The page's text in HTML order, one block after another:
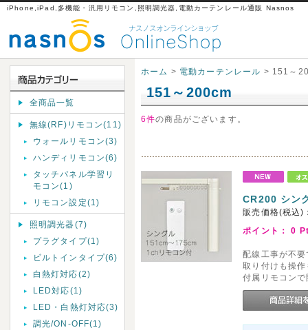
iPhone,iPad,多機能・汎用リモコン,照明調光器,電動カーテンレール通販 Nasnos
全商品一覧
無線(RF)リモコン(11)
ウォールリモコン(3)
ハンディリモコン(6)
タッチパネル学習リ
モコン(1)
リモコン設定(1)
照明調光器(7)
プラグタイプ(1)
ビルトインタイプ(6)
白熱灯対応(2)
LED対応(1)
LED・白熱灯対応(3)
調光/ON-OFF(1)
ホーム > 電動カーテンレール > 151～
151～200cm
6件の商品がございます。
CR200 シン
販売価格(税込)
ポイント：0
配線工事が不
取り付けも操
付属リモコン